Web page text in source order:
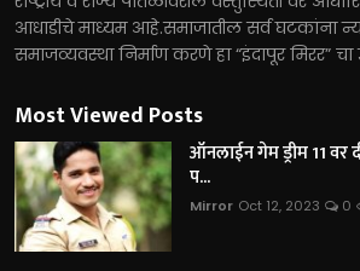
आधाडीचे माध्यम आहे.समाजातील सर्व घटकांना
समाजव्यवस्था निर्माण करणे हा “इंदापूर मिरर”
Most Viewed Posts
ऑनलाईन गेम ड्रीम 11 वर
प...
Mirror Oct 12, 2023 0